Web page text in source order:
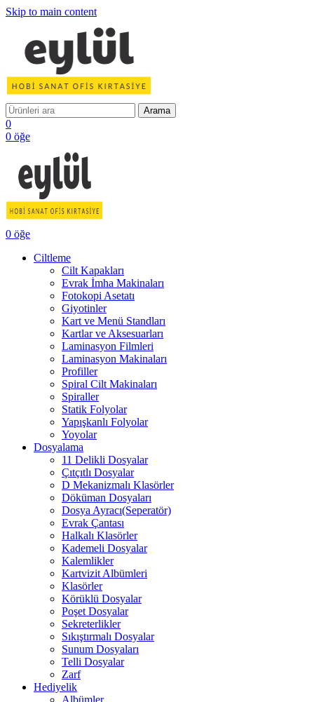
Skip to main content
Arama
0
0 öğe
0 öğe
Ciltleme
Cilt Kapakları
Evrak İmha Makinaları
Fotokopi Asetatı
Giyotinler
Kart ve Menü Standları
Kartlar ve Aksesuarları
Laminasyon Filmleri
Laminasyon Makinaları
Profiller
Spiral Cilt Makinaları
Spiraller
Statik Folyolar
Yapışkanlı Folyolar
Yoyolar
Dosyalama
11 Delikli Dosyalar
Çıtçıtlı Dosyalar
D Mekanizmalı Klasörler
Döküman Dosyaları
Dosya Ayracı(Seperatör)
Evrak Çantası
Halkalı Klasörler
Kademeli Dosyalar
Kalemlikler
Kartvizit Albümleri
Klasörler
Körüklü Dosyalar
Poşet Dosyalar
Sekreterlikler
Sıkıştırmalı Dosyalar
Sunum Dosyaları
Telli Dosyalar
Zarf
Hediyelik
Albümler